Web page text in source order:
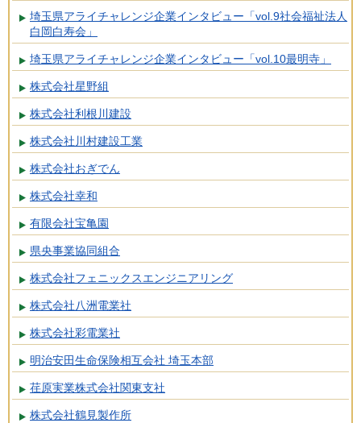
埼玉県アライチャレンジ企業インタビュー「vol.9社会福祉法人
白岡白寿会」
埼玉県アライチャレンジ企業インタビュー「vol.10最明寺」
株式会社星野組
株式会社利根川建設
株式会社川村建設工業
株式会社おぎでん
株式会社幸和
有限会社宝亀園
県央事業協同組合
株式会社フェニックスエンジニアリング
株式会社八洲電業社
株式会社彩電業社
明治安田生命保険相互会社 埼玉本部
荏原実業株式会社関東支社
株式会社鶴見製作所